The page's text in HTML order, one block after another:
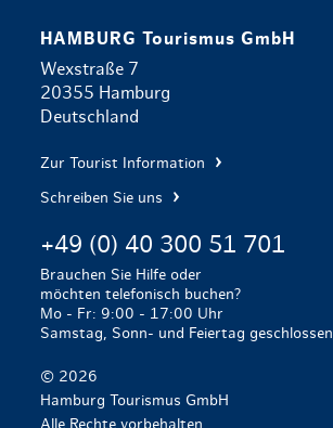
HAMBURG Tourismus GmbH
Wexstraße 7
20355 Hamburg
Deutschland
Zur Tourist Information
Schreiben Sie uns
+49 (0) 40 300 51 701
Brauchen Sie Hilfe oder
möchten telefonisch buchen?
Mo - Fr: 9:00 - 17:00 Uhr
Samstag, Sonn- und Feiertag geschlossen
© 2026
Hamburg Tourismus GmbH
Alle Rechte vorbehalten